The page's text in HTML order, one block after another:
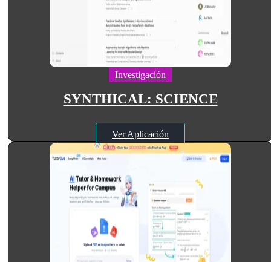
Investigación
SYNTHICAL: SCIENCE
Ver Aplicación